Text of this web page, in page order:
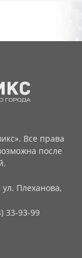
Все права
после
Плеханова,
33-93-99